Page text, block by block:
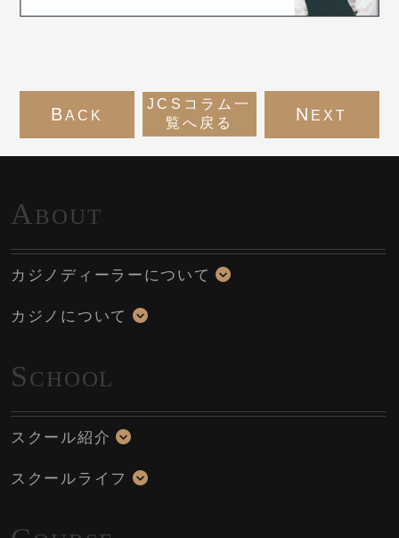
BACK
JCSコラム一
覧へ戻る
N EXT
A BOUT
カジノディーラーについて
カジノについて
SCHOOL
スクール紹介
スクールライフ